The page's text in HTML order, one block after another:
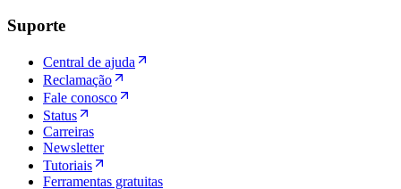
Suporte
Central de ajuda
Reclamação
Fale conosco
Status
Carreiras
Newsletter
Tutoriais
Ferramentas gratuitas